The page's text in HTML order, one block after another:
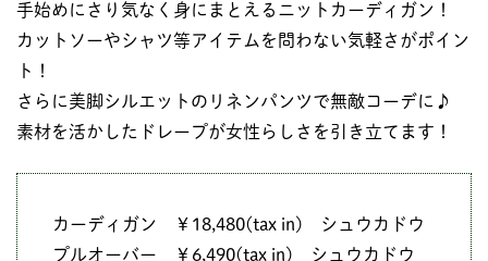
手始めにさり気なく身にまとえるニットカーディガン！
カットソーやシャツ等アイテムを問わない気軽さがポイン
ト！
さらに美脚シルエットのリネンパンツで無敵コーデに♪
素材を活かしたドレープが女性らしさを引き立てます！
カーディガン ￥18,480(tax in) シュウカドウ
プルオーバー ￥6,490(tax in) シュウカドウ